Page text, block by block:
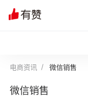
私域日历
电商资讯 微信销售
微信销售